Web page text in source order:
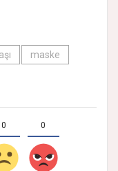
aşı maske
0 0